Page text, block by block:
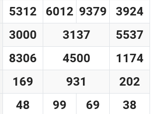
5312 6012 9379 3924
3000 3137
5537
8306
4500 1174
169 931 202
48 99 69 38